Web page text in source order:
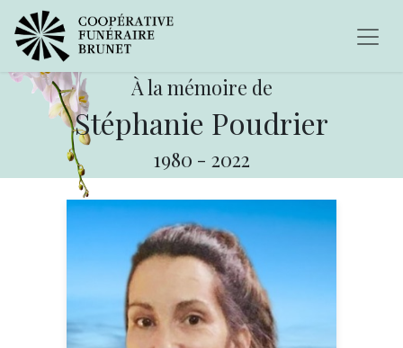
À la mémoire de
Stéphanie Poudrier
1980 - 2022